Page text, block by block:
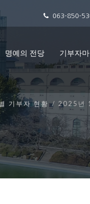
063-850-
명예의 전당 기부자
기부자 현황 2025년